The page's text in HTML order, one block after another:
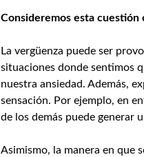
Consideremos esta cuestión
La vergüenza puede ser
situaciones donde sentimos
nuestra ansiedad. Además,
sensación. Por ejemplo, en
de los demás puede generar
Asimismo, la manera en que